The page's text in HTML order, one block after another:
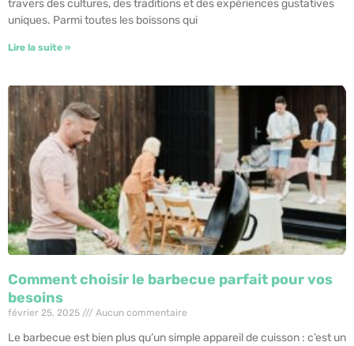
travers des cultures, des traditions et des expériences gustatives
uniques. Parmi toutes les boissons qui
Lire la suite »
Comment choisir le barbecue parfait pour vos
besoins
février 25, 2025 Aucun commentaire
Le barbecue est bien plus qu’un simple appareil de cuisson : c’est un